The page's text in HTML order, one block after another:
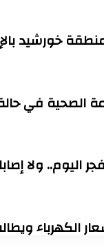
خورشيد
الصحية في
اليوم.. ولا
الكهرباء